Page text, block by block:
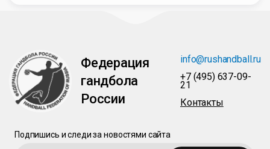
Федерация
гандбола
России
info@rushandball.ru
+7 (495) 637-09-
21
Контакты
Подпишись и следи за новостями сайта